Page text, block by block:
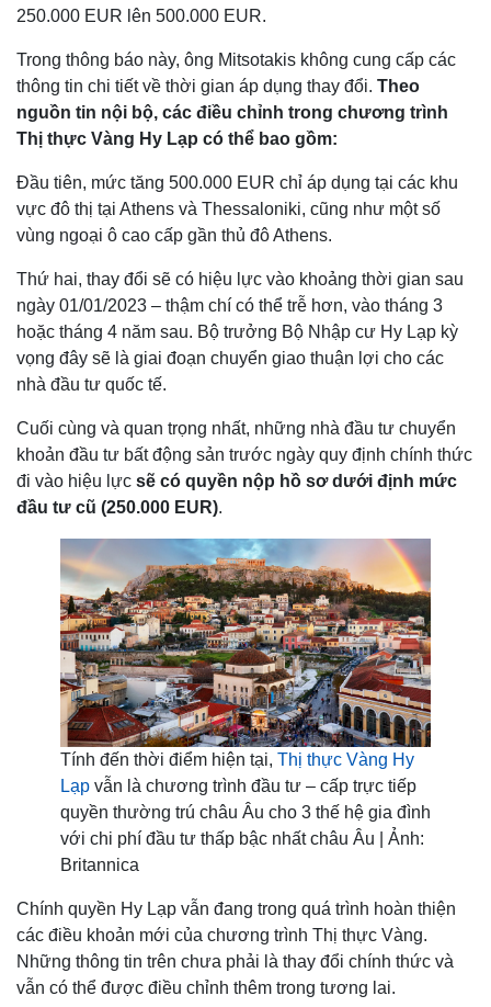
250.000 EUR lên 500.000 EUR.
Trong thông báo này, ông Mitsotakis không cung cấp các
thông tin chi tiết về thời gian áp dụng thay đổi. Theo
nguồn tin nội bộ, các điều chỉnh trong chương trình
Thị thực Vàng Hy Lạp có thể bao gồm:
Đầu tiên, mức tăng 500.000 EUR chỉ áp dụng tại các khu
vực đô thị tại Athens và Thessaloniki, cũng như một số
vùng ngoại ô cao cấp gần thủ đô Athens.
Thứ hai, thay đổi sẽ có hiệu lực vào khoảng thời gian sau
ngày 01/01/2023 – thậm chí có thể trễ hơn, vào tháng 3
hoặc tháng 4 năm sau. Bộ trưởng Bộ Nhập cư Hy Lạp kỳ
vọng đây sẽ là giai đoạn chuyển giao thuận lợi cho các
nhà đầu tư quốc tế.
Cuối cùng và quan trọng nhất, những nhà đầu tư chuyển
khoản đầu tư bất động sản trước ngày quy định chính thức
đi vào hiệu lực sẽ có quyền nộp hồ sơ dưới định mức
đầu tư cũ (250.000 EUR).
Tính đến thời điểm hiện tại, Thị thực Vàng Hy
Lạp vẫn là chương trình đầu tư – cấp trực tiếp
quyền thường trú châu Âu cho 3 thế hệ gia đình
với chi phí đầu tư thấp bậc nhất châu Âu | Ảnh:
Britannica
Chính quyền Hy Lạp vẫn đang trong quá trình hoàn thiện
các điều khoản mới của chương trình Thị thực Vàng.
Những thông tin trên chưa phải là thay đổi chính thức và
vẫn có thể được điều chỉnh thêm trong tương lai.